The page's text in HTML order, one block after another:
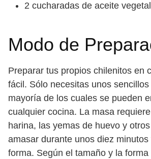
2 cucharadas de aceite
Modo de
Preparar tus propios chilenitos en
fácil. Sólo necesitas unos
mayoría de los cuales se pueden
cualquier cocina. La masa
harina, las yemas de huevo y
amasar durante unos diez
forma. Según el tamaño y la